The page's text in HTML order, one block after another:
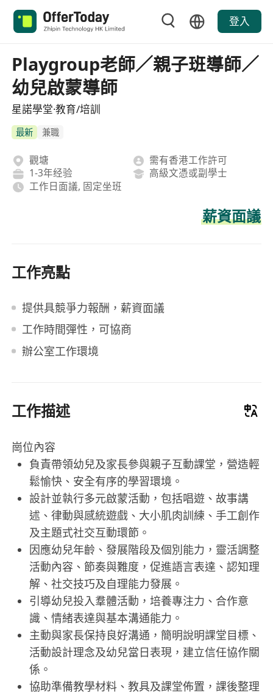
登入
Playgroup老師／親子班導師／
幼兒啟蒙導師
星諾學堂·教育/培訓
最新 兼職
觀塘
需有香港工作許可
1-3年经验
高級文憑或副學士
工作日面議, 固定坐班
薪資面議
工作亮點
提供具競爭力報酬，薪資面議
工作時間彈性，可協商
辦公室工作環境
工作描述
崗位內容
負責帶領幼兒及家長參與親子互動課堂，營造輕
鬆愉快、安全有序的學習環境。
設計並執行多元啟蒙活動，包括唱遊、故事講
述、律動與感統遊戲、大小肌肉訓練、手工創作
及主題式社交互動環節。
因應幼兒年齡、發展階段及個別能力，靈活調整
活動內容、節奏與難度，促進語言表達、認知理
解、社交技巧及自理能力發展。
引導幼兒投入羣體活動，培養專注力、合作意
識、情緒表達與基本溝通能力。
主動與家長保持良好溝通，簡明說明課堂目標、
活動設計理念及幼兒當日表現，建立信任協作關
係。
協助準備教學材料、教具及課堂佈置，課後整理